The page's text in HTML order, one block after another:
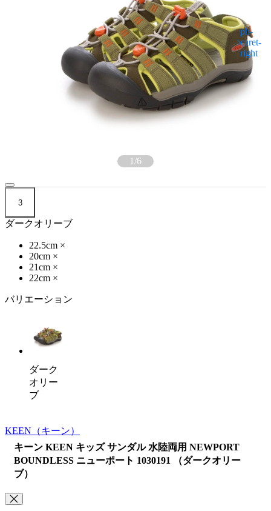
1/6
3
ダークオリーブ
22.5cm ×
20cm ×
21cm ×
22cm ×
バリエーション
ダーク
オリー
ブ
KEEN （キーン）
キーン KEEN キッズ サンダル 水陸両用 NEWPORT
BOUNDLESS ニューポート 1030191 （ダークオリー
ブ）